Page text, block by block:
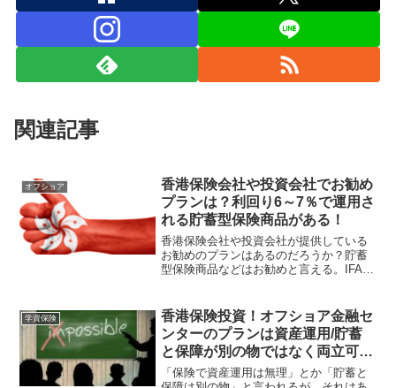
関連記事
オフショア
香港保険会社や投資会社でお勧め
プランは？利回り6～7％で運用さ
れる貯蓄型保険商品がある！
香港保険会社や投資会社が提供している
お勧めのプランはあるのだろうか？貯蓄
型保険商品などはお勧めと言える。IFAと
ので、コンプライアンス重視のIFAを選定
してもらいたい。
学資保険
香港保険投資！オフショア金融セ
ンターのプランは資産運用/貯蓄
と保障が別の物ではなく両立可能
で国内の考えと異なり金融格差
「保険で資産運用は無理」とか「貯蓄と